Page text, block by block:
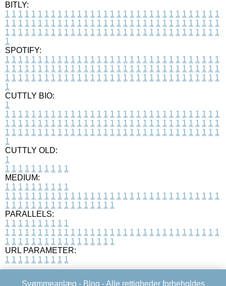
BITLY:
1 1 1 1 1 1 1 1 1 1 1 1 1 1 1 1 1 1 1 1 1 1 1 1 1 1 1 1 1 1 1 1 1
1 1 1 1 1 1 1 1 1 1 1 1 1 1 1 1 1 1 1 1 1 1 1 1 1 1 1 1 1 1 1 1 1
1 1 1 1 1 1 1 1 1 1 1 1 1 1 1 1 1 1 1 1 1 1 1 1 1 1 1 1 1 1 1 1 1
1
SPOTIFY:
1 1 1 1 1 1 1 1 1 1 1 1 1 1 1 1 1 1 1 1 1 1 1 1 1 1 1 1 1 1 1 1 1
1 1 1 1 1 1 1 1 1 1 1 1 1 1 1 1 1 1 1 1 1 1 1 1 1 1 1 1 1 1 1 1 1
1 1 1 1 1 1 1 1 1 1 1 1 1 1 1 1 1 1 1 1 1 1 1 1 1 1 1 1 1 1 1 1 1
1
CUTTLY BIO:
1
1 1 1 1 1 1 1 1 1 1 1 1 1 1 1 1 1 1 1 1 1 1 1 1 1 1 1 1 1 1 1 1 1
1 1 1 1 1 1 1 1 1 1 1 1 1 1 1 1 1 1 1 1 1 1 1 1 1 1 1 1 1 1 1 1 1
1 1 1 1 1 1 1 1 1 1 1 1 1 1 1 1 1 1 1 1 1 1 1 1 1 1 1 1 1 1 1 1 1
1
CUTTLY OLD:
1
1 1 1 1 1 1 1 1 1 1
MEDIUM:
1 1 1 1 1 1 1 1 1 1
1 1 1 1 1 1 1 1 1 1 1 1 1 1 1 1 1 1 1 1 1 1 1 1 1 1 1 1 1 1 1 1 1
1 1 1 1 1 1 1 1 1 1 1 1 1 1 1 1 1
PARALLELS:
1 1 1 1 1 1 1 1 1 1
1 1 1 1 1 1 1 1 1 1 1 1 1 1 1 1 1 1 1 1 1 1 1 1 1 1 1 1 1 1 1 1 1
1 1 1 1 1 1 1 1 1 1 1 1 1 1 1 1 1
URL PARAMETER:
1 1 1 1 1 1 1 1 1 1
Svømmeanlæg - Blog - Alle rettigheder forbeholdes